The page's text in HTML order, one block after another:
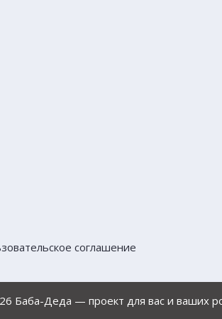
соглашение
Баба-Деда — проект для вас и ваших